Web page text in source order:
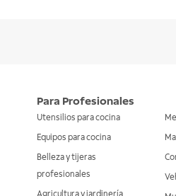
Para Profesionales
Utensilios para cocina
Equipos para cocina
Belleza y tijeras
profesionales